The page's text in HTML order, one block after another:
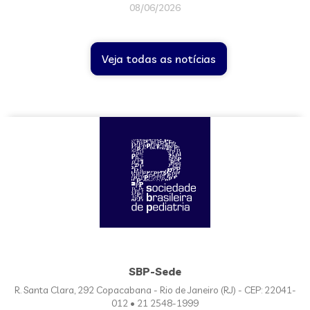
08/06/2026
Veja todas as notícias
SBP-Sede
R. Santa Clara, 292 Copacabana - Rio de Janeiro (RJ) - CEP: 22041-
012 • 21 2548-1999